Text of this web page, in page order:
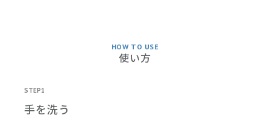
HOW TO USE
使い方
STEP1
手を洗う